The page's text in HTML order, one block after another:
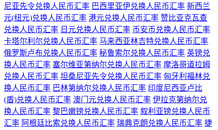
尼亚先令兑换人民币汇率 巴西里亚伊兑换人民币汇率 新西兰
元(纽元)兑换人民币汇率 港元兑换人民币汇率 赞比亚克瓦查
兑换人民币汇率 日元兑换人民币汇率 币安币兑换人民币汇率
卡塔尔利尔兑换人民币汇率 马来西亚林吉特兑换人民币汇率
俄罗斯卢布兑换人民币汇率 秘鲁索尔兑换人民币汇率 英镑兑
换人民币汇率 塞尔维亚第纳尔兑换人民币汇率 摩洛哥道拉姆
兑换人民币汇率 坦桑尼亚先令兑换人民币汇率 匈牙利福林兑
换人民币汇率 巴林第纳尔兑换人民币汇率 印度尼西亚卢比
(盾)兑换人民币汇率 澳门元兑换人民币汇率 伊拉克第纳尔兑
换人民币汇率 黎巴嫩镑兑换人民币汇率 叙利亚镑兑换人民币
汇率 阿根廷比索兑换人民币汇率 瑞典克朗兑换人民币汇率 捷